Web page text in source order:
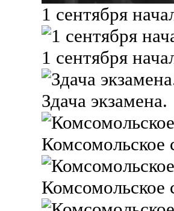
1 сентября
1 сентября
Здача экзамена.
Комсомольское
Комсомольское